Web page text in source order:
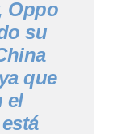
Oppo
su
que
el